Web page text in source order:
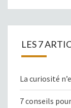
LES 7
La curiosité
7 conseils